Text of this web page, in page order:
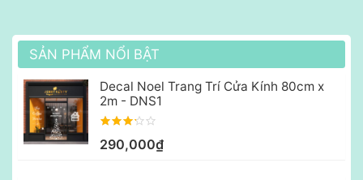
SẢN PHẨM NỔI BẬT
Decal Noel Trang Trí Cửa Kính 80cm x
2m - DNS1
290,000₫